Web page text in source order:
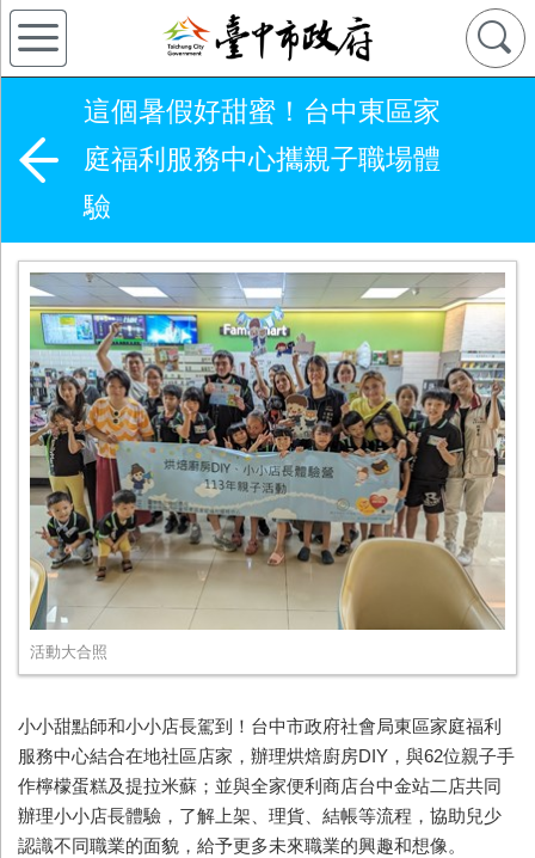
這個暑假好甜蜜！台中東區家
庭福利服務中心攜親子職場體
驗
活動大合照
小小甜點師和小小店長駕到！台中市政府社會局東區家庭福利
服務中心結合在地社區店家，辦理烘焙廚房DIY ，與62位親子手
作檸檬蛋糕及提拉米蘇；並與全家便利商店台中金站二店共同
辦理小小店長體驗，了解上架、理貨、結帳等流程，協助兒少
認識不同職業的面貌，給予更多未來職業的興趣和想像。